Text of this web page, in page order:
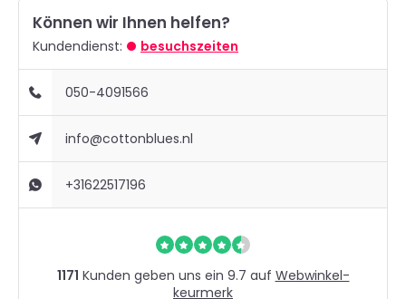
Können wir Ihnen helfen?
Kundendienst: besuchszeiten
050-4091566
info@cottonblues.nl
+31622517196
1171 Kunden geben uns ein 9.7 auf Webwinkel-
keurmerk